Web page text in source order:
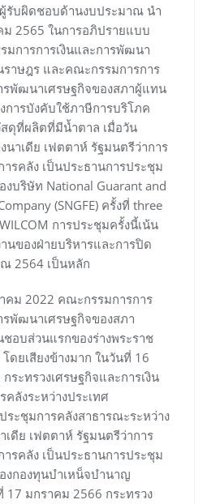
ผู้รับผิดชอบด้านงบประมาณ นำ
2565 ในการอภิปรายแบบ
การการเงินและการพัฒนา
าษฎร และคณะกรรมการการ
รพัฒนาเศรษฐกิจของสภาผู้แทน
การบังคับใช้ภาษีการบริโภค
ดุที่ผลิตที่มีน้ำตาล เมื่อวัน
าเดีย เฟตตาห์ รัฐมนตรีว่าการ
ารคลัง เป็นประธานการประชุม
บริษัท National Guarant and
(SNGFE) ครั้งที่ three
การประชุมครั้งนี้เน้น
นของฝ่ายบริหารและการปิด
2564 เป็นหลัก
คม 2022 คณะกรรมการการ
รพัฒนาเศรษฐกิจของสภา
อบส่วนแรกของร่างพระราช
ยเสียงข้างมาก ในวันที่ 16
ระทรวงเศรษฐกิจและการเงิน
ลังระหว่างประเทศ
ระชุมการคลังสาธารณะระหว่าง
เดีย เฟตตาห์ รัฐมนตรีว่าการ
ารคลัง เป็นประธานการประชุม
งกองทุนบำเหน็จบำนาญ
17 มกราคม 2566 กระทรวง